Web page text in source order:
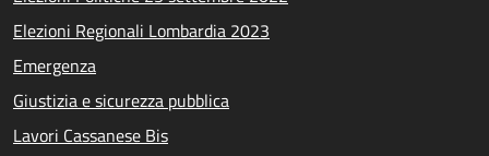
Elezioni Regionali Lombardia 2023
Emergenza
Giustizia e sicurezza pubblica
Lavori Cassanese Bis